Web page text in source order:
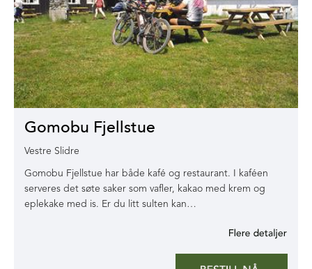
Gomobu Fjellstue
Vestre Slidre
Gomobu Fjellstue har både kafé og restaurant. I kaféen
serveres det søte saker som vafler, kakao med krem og
eplekake med is. Er du litt sulten kan…